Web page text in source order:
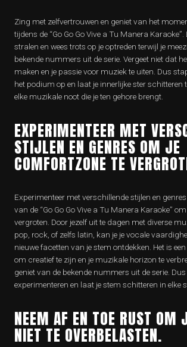
Zing met zelfvertrouwen en geniet van het
tijdens de “Go Go Go Vive a Tu Manera
stralen en wees trots op je optreden terwijl je
bekende nummers uit de serie. Vergeet niet dat
maken en je passie voor muziek te uiten. Dus
het podium op en laat je innerlijke ster schitteren
elke muzikale noot die je ten gehore brengt.
EXPERIMENTEER MET
STIJLEN EN GENRES OM JE
COMFORTZONE TE
Experimenteer met verschillende stijlen en
van de “Go Go Go Vive a Tu Manera Karaoke”
vergroten. Door jezelf uit te dagen met diverse
pop, rock, of zelfs latin, kan je je vocale
nieuwe facetten van je stem ontdekken. Het is
om creatief te zijn en je muzikale horizon te
geniet van de bekende nummers uit de serie.
experimenteren en laat je stem schitteren in elke
NEEM AF EN TOE RUST OM
NIET TE OVERBELASTEN.